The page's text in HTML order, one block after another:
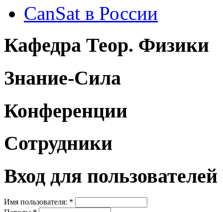
CanSat в России
Кафедра Теор. Физики
Знание-Сила
Конференции
Сотрудники
Вход для пользователей
Имя пользователя: *